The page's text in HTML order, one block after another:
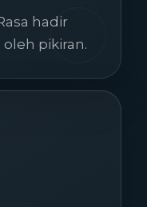
hadir
pikiran.